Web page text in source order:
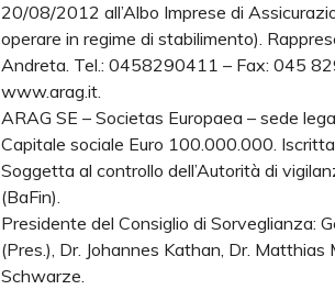
20/08/2012 all’Albo Imprese di
operare in regime di stabilimento).
Andreta. Tel.: 0458290411 – Fax: 045
www.arag.it.
ARAG SE – Societas Europaea – sede
Capitale sociale Euro 100.000.000.
Soggetta al controllo dell’Autorità di
(BaFin).
Presidente del Consiglio di Sorveglianza:
(Pres.), Dr. Johannes Kathan, Dr.
Schwarze.